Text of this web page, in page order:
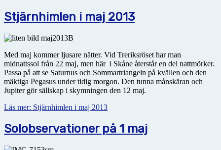
Stjärnhimlen i maj 2013
Med maj kommer ljusare nätter. Vid Treriksröset har man
midnattssol från 22 maj, men här i Skåne återstår en del nattmörker.
Passa på att se Saturnus och Sommartriangeln på kvällen och den
mäktiga Pegasus under tidig morgon. Den tunna månskäran och
Jupiter gör sällskap i skymningen den 12 maj.
Läs mer: Stjärnhimlen i maj 2013
Solobservationer på 1 maj